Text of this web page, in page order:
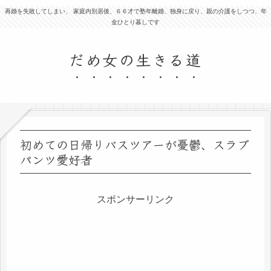
再婚を失敗してしまい、 家庭内別居後、６６才で塾年離婚、独身に戻り、親の介護をしつつ、年
金ひとり暮しです
だめ女の生きる道
初めての日帰りバスツアーが憂鬱、スラブ
パンツ愛好者
スポンサーリンク